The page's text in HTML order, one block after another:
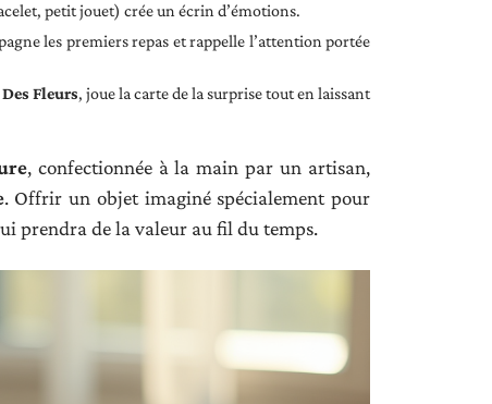
petit jouet) crée un écrin d’émotions.
les premiers repas et rappelle l’attention portée
Fleurs, joue la carte de la surprise tout en laissant
, confectionnée à la main par un artisan,
. Offrir un objet imaginé spécialement pour
prendra de la valeur au fil du temps.